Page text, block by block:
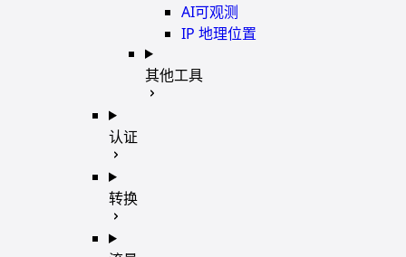
AI可观测
IP 地理位置
其他工具
认证
转换